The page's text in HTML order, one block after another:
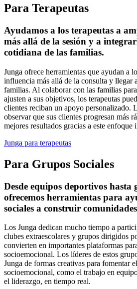
Para Terapeutas
Ayudamos a los terapeutas a
más allá de la sesión y a
cotidiana de las familias.
Junga ofrece herramientas que ayudan a
influencia más allá de la consulta y llegar
familias. Al colaborar con las familias
ajusten a sus objetivos, los terapeutas
clientes reciban un apoyo personalizado.
observar que sus clientes progresan más
mejores resultados gracias a este enfoque
Junga para terapeutas
Para Grupos Sociales
Desde equipos deportivos hasta
ofrecemos herramientas para
sociales a construir
Los Junga dedican mucho tiempo a
clubes extraescolares y grupos dirigidos
convierten en importantes plataformas
socioemocional. Los líderes de estos
Junga de formas creativas para fomentar
socioemocional, como el trabajo en
el liderazgo, en tiempo real.